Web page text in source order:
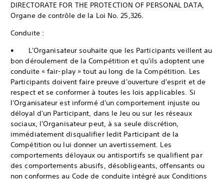
DIRECTORATE FOR THE PROTECTION OF PERSONAL DATA,
Organe de contrôle de la Loi No. 25,326.
Conduite :
• L'Organisateur souhaite que les Participants veillent au
bon déroulement de la Compétition et qu'ils adoptent une
conduite « fair-play » tout au long de la Compétition. Les
Participants doivent faire preuve d'ouverture d'esprit et de
respect et se conformer à toutes les lois applicables. Si
l'Organisateur est informé d'un comportement injuste ou
déloyal d'un Participant, dans le Jeu ou sur les réseaux
sociaux, l'Organisateur peut, à sa seule discrétion,
immédiatement disqualifier ledit Participant de la
Compétition ou lui donner un avertissement. Les
comportements déloyaux ou antisportifs se qualifient par
des comportements abusifs, désobligeants, offensants ou
non conformes au Code de conduite intégré aux Conditions